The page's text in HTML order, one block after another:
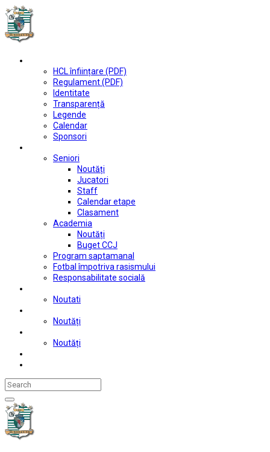
HCL înființare (PDF)
Regulament (PDF)
Identitate
Transparență
Legende
Calendar
Sponsori
Seniori
Noutăți
Jucatori
Staff
Calendar etape
Clasament
Academia
Noutăți
Buget CCJ
Program saptamanal
Fotbal împotriva rasismului
Responsabilitate socială
Noutati
Noutăți
Noutăți